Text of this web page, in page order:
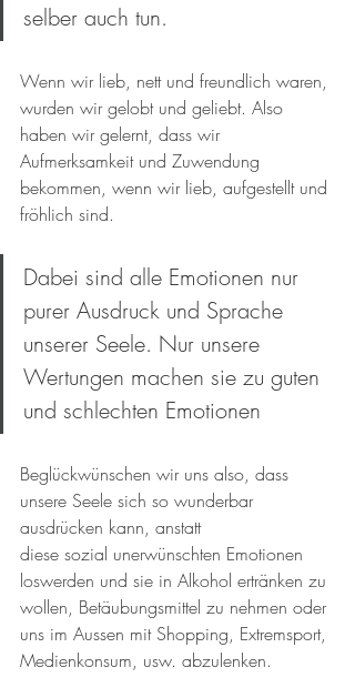
selber auch tun.
Wenn wir lieb, nett und freundlich waren,
wurden wir gelobt und geliebt. Also
haben wir gelernt, dass wir
Aufmerksamkeit und Zuwendung
bekommen, wenn wir lieb, aufgestellt und
fröhlich sind.
Dabei sind alle Emotionen nur
purer Ausdruck und Sprache
unserer Seele. Nur unsere
Wertungen machen sie zu guten
und schlechten Emotionen
Beglückwünschen wir uns also, dass
unsere Seele sich so wunderbar
ausdrücken kann, anstatt
diese sozial unerwünschten Emotionen
loswerden und sie in Alkohol ertränken zu
wollen, Betäubungsmittel zu nehmen oder
uns im Aussen mit Shopping, Extremsport,
Medienkonsum, usw. abzulenken.